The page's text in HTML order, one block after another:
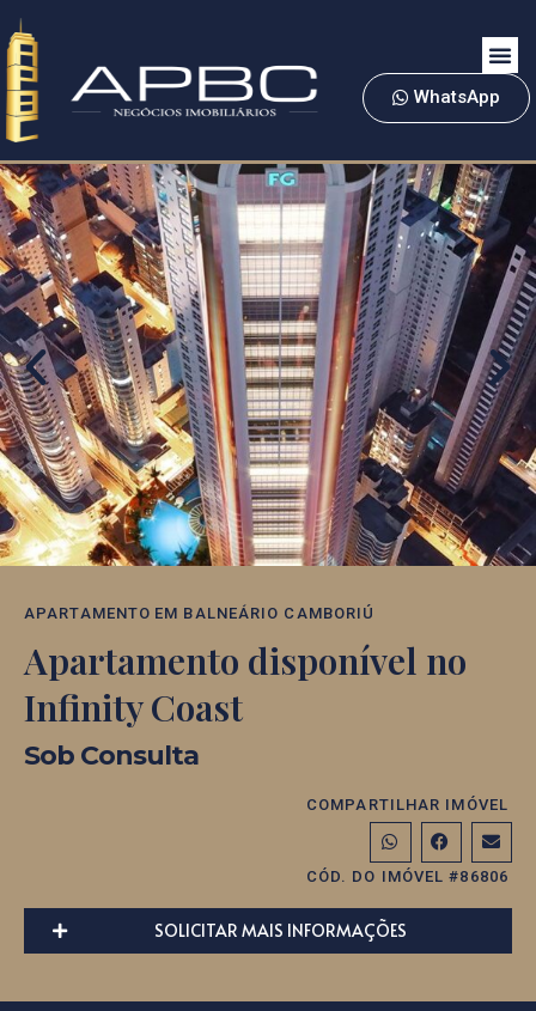
WhatsApp
APARTAMENTO EM BALNEÁRIO CAMBORIÚ
Apartamento disponível no
Infinity Coast
Sob Consulta
COMPARTILHAR IMÓVEL
CÓD. DO IMÓVEL #86806
SOLICITAR MAIS INFORMAÇÕES